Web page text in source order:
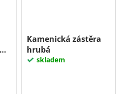
Kamenická zástěra
hrubá
skladem